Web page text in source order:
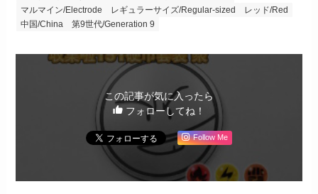
マルマイン/Electrode
レギュラーサイズ/Regular-sized
レッド/Red
中国/China
第9世代/Generation 9
この記事が気に入ったら
フォローしてね！
Follow Me